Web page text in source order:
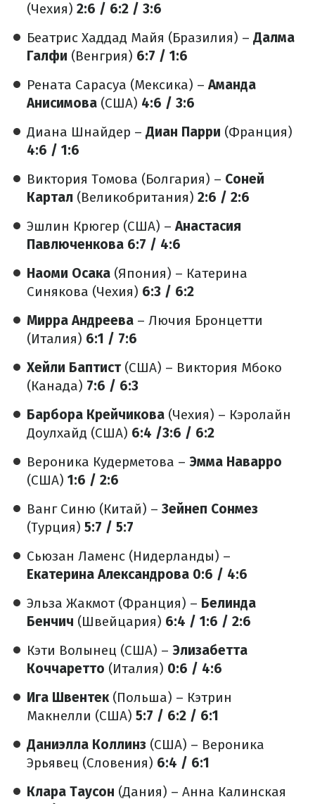
(Чехия) 2:6 / 6:2 / 3:6
Беатрис Хаддад Майя (Бразилия) – Далма
Галфи (Венгрия) 6:7 / 1:6
Рената Сарасуа (Мексика) –Аманда
Анисимова (США) 4:6 / 3:6
Диана Шнайдер – Диан Парри (Франция)
4:6 / 1:6
Виктория Томова (Болгария) – Соней
Картал (Великобритания) 2:6 / 2:6
Эшлин Крюгер (США) –Анастасия
Павлюченкова 6:7 / 4:6
Наоми Осака (Япония) – Катерина
Синякова (Чехия) 6:3 / 6:2
Мирра Андреева – Лючия Бронцетти
(Италия) 6:1 / 7:6
Хейли Баптист(США) – Виктория Мбоко
(Канада) 7:6 / 6:3
Барбора Крейчикова (Чехия) – Кэролайн
Доулхайд (США) 6:4 /3:6 / 6:2
Вероника Кудерметова – Эмма Наварро
(США) 1:6 / 2:6
Ванг Синю (Китай) – Зейнеп Сонмез
(Турция) 5:7 / 5:7
Сьюзан Ламенс (Нидерланды) –
Екатерина Александрова 0:6 / 4:6
Эльза Жакмот (Франция) – Белинда
Бенчич (Швейцария) 6:4 / 1:6 / 2:6
Кэти Волынец (США) – Элизабетта
Коччаретто (Италия) 0:6 / 4:6
Ига Швентек(Польша) – Кэтрин
Макнелли (США) 5:7 / 6:2 / 6:1
Даниэлла Коллинз (США) – Вероника
Эрьявец (Словения) 6:4 / 6:1
Клара Таусон (Дания) – Анна Калинская